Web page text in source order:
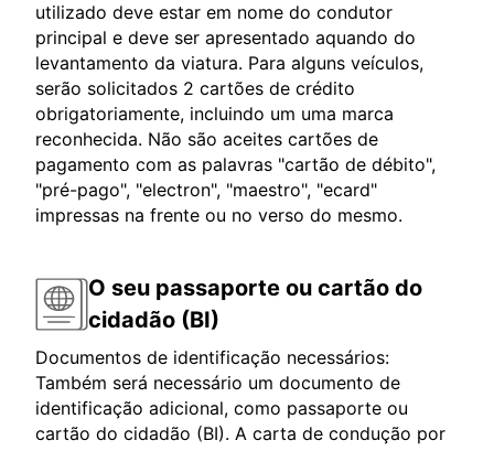
utilizado deve estar em nome do condutor
principal e deve ser apresentado aquando do
levantamento da viatura. Para alguns veículos,
serão solicitados 2 cartões de crédito
obrigatoriamente, incluindo um uma marca
reconhecida. Não são aceites cartões de
pagamento com as palavras "cartão de débito",
"pré-pago", "electron", "maestro", "ecard"
impressas na frente ou no verso do mesmo.
O seu passaporte ou cartão do
cidadão (BI)
Documentos de identificação necessários:
Também será necessário um documento de
identificação adicional, como passaporte ou
cartão do cidadão (BI). A carta de condução por